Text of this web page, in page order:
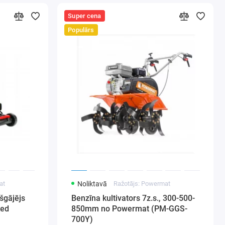
Super cena
Populārs
Noliktavā Ražotājs: Powermat
Benzīna kultivators 7z.s., 300-500-
850mm no Powermat (PM-GGS-
700Y)